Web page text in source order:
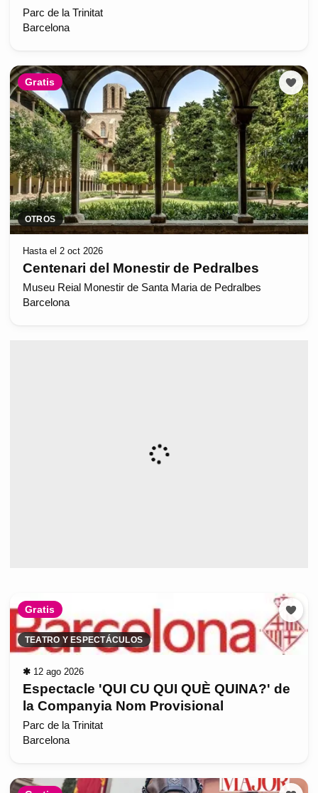
Parc de la Trinitat
Barcelona
Gratis
OTROS
Hasta el 2 oct 2026
Centenari del Monestir de Pedralbes
Museu Reial Monestir de Santa Maria de Pedralbes
Barcelona
Gratis
TEATRO Y ESPECTÁCULOS
✱ 12 ago 2026
Espectacle 'QUI CU QUI QUÈ QUINA?' de
la Companyia Nom Provisional
Parc de la Trinitat
Barcelona